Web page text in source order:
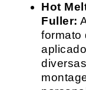
Hot
Fuller:
formato